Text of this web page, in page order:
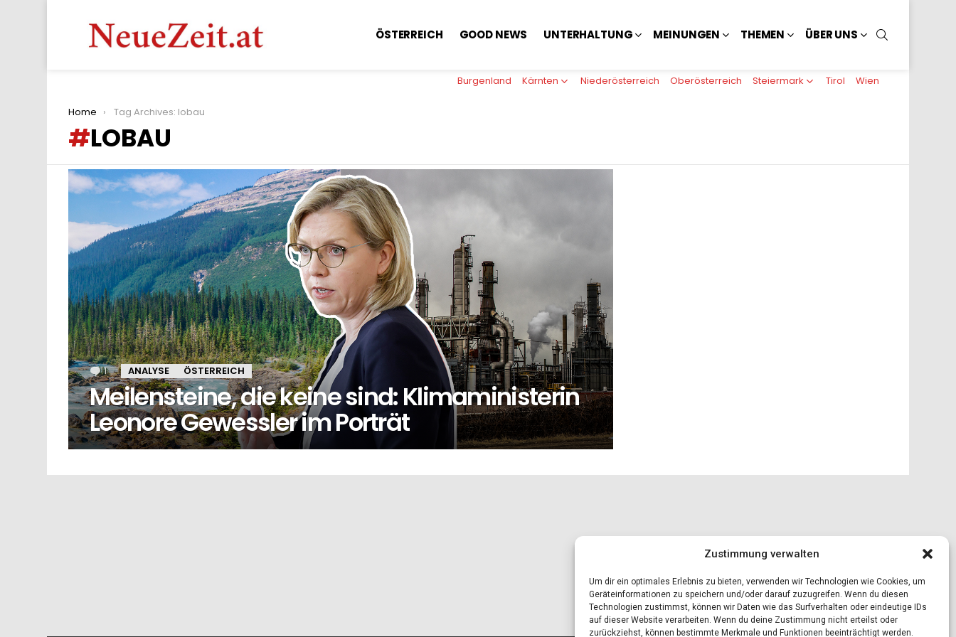
Zustimmung verwalten
Um dir ein optimales Erlebnis zu bieten, verwenden wir Technologien wie Cookies, um
Geräteinformationen zu speichern und/oder darauf zuzugreifen. Wenn du diesen
Technologien zustimmst, können wir Daten wie das Surfverhalten oder eindeutige IDs
auf dieser Website verarbeiten. Wenn du deine Zustimmung nicht erteilst oder
zurückziehst, können bestimmte Merkmale und Funktionen beeinträchtigt werden.
ÖSTERREICH GOOD NEWS UNTERHALTUNG MEINUNGEN THEMEN ÜBER UNS
Burgenland Kärnten Niederösterreich Oberösterreich Steiermark Tirol Wien
You are here:
Home Tag Archives: lobau
LOBAU
LATEST
STORIES
1 Kommentar
ANALYSE ÖSTERREICH
Meilensteine, die keine sind: Klimaministerin
Leonore Gewessler im Porträt